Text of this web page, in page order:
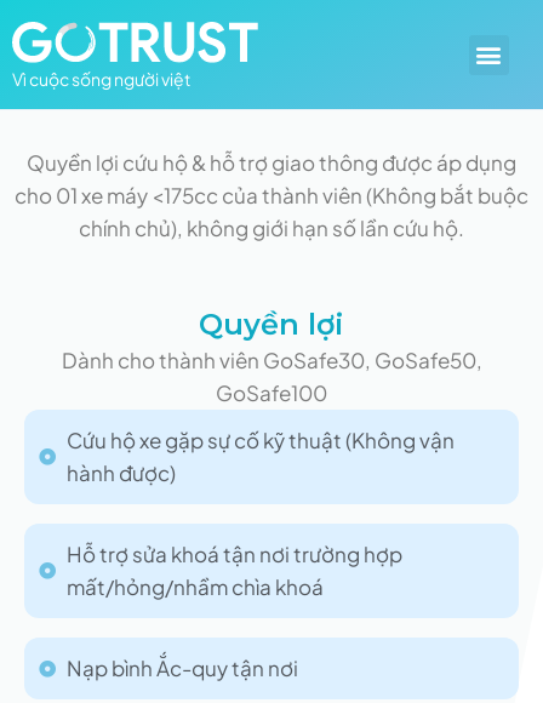
Vì cuộc sống người việt
Quyền lợi cứu hộ & hỗ trợ giao thông được áp dụng
cho 01 xe máy <175cc của thành viên (Không bắt buộc
chính chủ), không giới hạn số lần cứu hộ.
Quyền lợi
Dành cho thành viên GoSafe30, GoSafe50,
GoSafe100
Cứu hộ xe gặp sự cố kỹ thuật (Không vận
hành được)
Hỗ trợ sửa khoá tận nơi trường hợp
mất/hỏng/nhầm chìa khoá
Nạp bình Ắc-quy tận nơi